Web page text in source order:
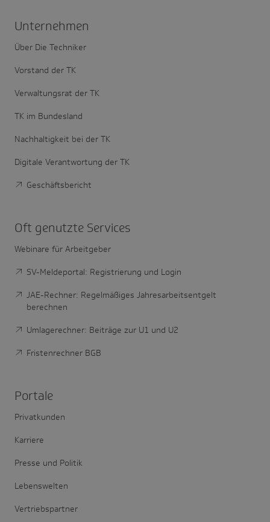
Unter­nehmen
Über Die Techniker
Vorstand der TK
Verwaltungsrat der TK
TK im Bundesland
Nachhaltigkeit bei der TK
Digitale Verantwortung der TK
Geschäftsbericht
Oft genutzte Services
Webinare für Arbeitgeber
SV-Meldeportal: Registrierung und Login
JAE-Rechner: Regelmäßiges Jahresarbeitsentgelt
berechnen
Umlagerechner: Beiträge zur U1 und U2
Fristenrechner BGB
Portale
Privatkunden
Karriere
Presse und Politik
Lebenswelten
Vertriebspartner